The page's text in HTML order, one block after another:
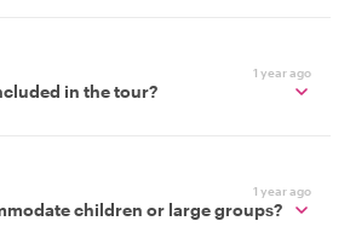
1 year ago
in the tour?
1 year ago
children or large groups?